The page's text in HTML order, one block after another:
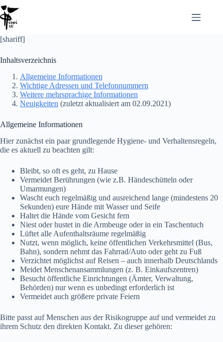
Zum
Inhalt
springen
[shariff]
Inhaltsverzeichnis
Allgemeine Informationen
Wichtige Adressen und Telefonnummern
Weitere mehrsprachige Informationen
Neuigkeiten (zuletzt aktualisiert am 02.09.2021)
Allgemeine Informationen
Hier zunächst ein paar grundlegende Hygiene- und Verhaltensregeln,
die es aktuell zu beachten gilt:
Bleibt, so oft es geht, zu Hause
Vermeidet Berührungen (wie z.B. Händeschütteln oder
Umarmungen)
Wascht euch regelmäßig und ausreichend lange (mindestens 20
Sekunden) eure Hände mit Wasser und Seife
Haltet die Hände vom Gesicht fern
Niest oder hustet in die Armbeuge oder in ein Taschentuch
Lüftet alle Aufenthaltsräume regelmäßig
Nutzt, wenn möglich, keine öffentlichen Verkehrsmittel (Bus,
Bahn), sondern nehmt das Fahrrad/Auto oder geht zu Fuß
Verzichtet möglichst auf Reisen – auch innerhalb Deutschlands
Meidet Menschenansammlungen (z. B. Einkaufszentren)
Besucht öffentliche Einrichtungen (Ämter, Verwaltung,
Behörden) nur wenn es unbedingt erforderlich ist
Vermeidet auch größere private Feiern
Bitte passt auf Menschen aus der Risikogruppe auf und vermeidet zu
ihrem Schutz den direkten Kontakt. Zu dieser gehören: